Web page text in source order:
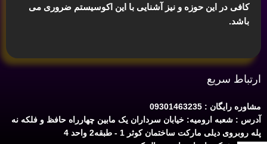
کافی در این حوزه و نیز آشنایی با این اکوسیستم ضروری می
باشد.
ارتباط سریع
مشاوره رایگان : 09301463235
آدرس : شعبه ارومیه: خیابان سرداران یک مابین چهارراه حافظ و فلکه نه
پله روبروی دیلی مارکت ساختمان کوثر 1 - طبقه2 واحد 4